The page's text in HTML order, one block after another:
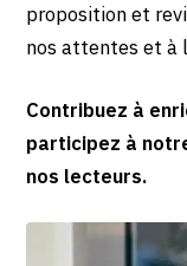
proposition et
nos attentes et à
Contribuez à
participez à
nos lecteurs.